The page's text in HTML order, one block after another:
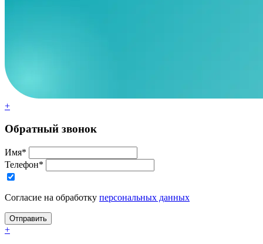
+
Обратный звонок
Имя*
Телефон*
Согласие на обработку персональных данных
+